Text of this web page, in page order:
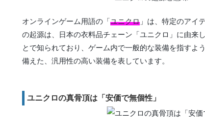
オンラインゲーム用語の「ユニクロ 」は、特定のアイ
の起源は、日本の衣料品チェーン「ユニクロ」に由来
とで知られており、ゲーム内で一般的な装備を指すよ
備えた、汎用性の高い装備を表しています。
ユニクロの真骨頂は「安価で無個性」